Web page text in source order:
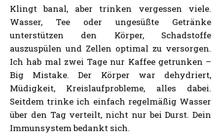
Klingt banal, aber trinken vergessen viele.
Wasser, Tee oder ungesüßte Getränke
unterstützen den Körper, Schadstoffe
auszuspülen und Zellen optimal zu versorgen.
Ich hab mal zwei Tage nur Kaffee getrunken –
Big Mistake. Der Körper war dehydriert,
Müdigkeit, Kreislaufprobleme, alles dabei.
Seitdem trinke ich einfach regelmäßig Wasser
über den Tag verteilt, nicht nur bei Durst. Dein
Immunsystem bedankt sich.